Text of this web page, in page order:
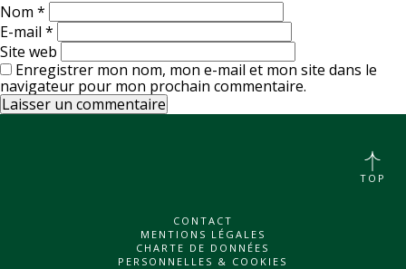
Nom *
E-mail *
Site web
Enregistrer mon nom, mon e-mail et mon site dans le
navigateur pour mon prochain commentaire.
CONTACT
MENTIONS LÉGALES
CHARTE DE DONNÉES
PERSONNELLES & COOKIES
TOP